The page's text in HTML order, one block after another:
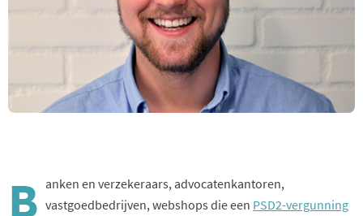
B anken en verzekeraars, advocatenkantoren,
vastgoedbedrijven, webshops die een PSD2-vergunning